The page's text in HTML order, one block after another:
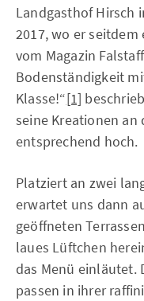
Landgasthof Hirsch
2017, wo er
vom Magazin
Bodenständigkeit
Klasse!“[1]
seine Kreationen an
entsprechend hoch.
Platziert an zwei
erwartet uns dann
geöffneten
laues Lüftchen
das Menü einläutet.
passen in ihrer